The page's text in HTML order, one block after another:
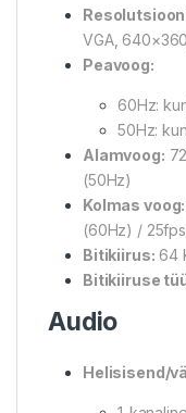
VGA,
Peavoog:
60Hz:
50Hz:
Alamvoog:
(50Hz)
Kolmas voog:
(60Hz) /
Bitikiirus: 64
Bitikiiruse
Audio
Helisisend/